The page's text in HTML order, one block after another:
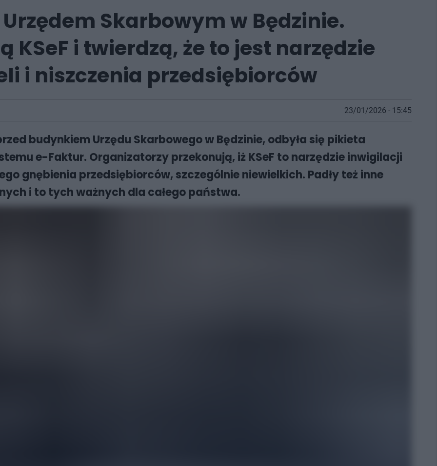
Skarbowym w Będzinie.
KSeF i twierdzą, że to jest narzędzie
i niszczenia przedsiębiorców
23/01/2026 - 15:45
budynkiem Urzędu Skarbowego w Będzinie, odbyła się pikieta
e-Faktur. Organizatorzy przekonują, iż KSeF to narzędzie inwigilacji
gnębienia przedsiębiorców, szczególnie niewielkich. Padły też inne
i to tych ważnych dla całego państwa.